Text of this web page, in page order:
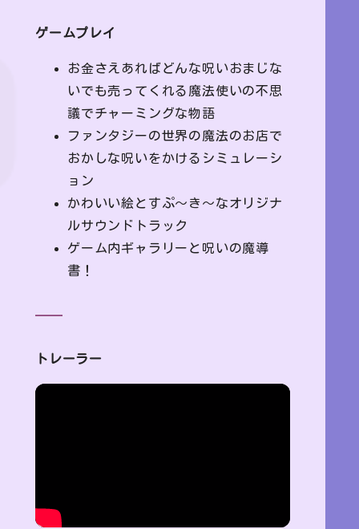
ゲームプレイ
お金さえあればどんな呪いおまじな
いでも売ってくれる魔法使いの不思
議でチャーミングな物語
ファンタジーの世界の魔法のお店で
おかしな呪いをかけるシミュレーシ
ョン
かわいい絵とすぷ～き～なオリジナ
ルサウンドトラック
ゲーム内ギャラリーと呪いの魔導
書！
トレーラー